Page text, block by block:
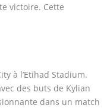
victoire. Cette
à l’Etihad Stadium.
des buts de Kylian
dans un match